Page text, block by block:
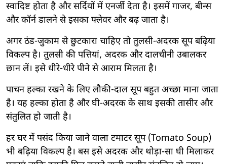
स्वादिष्ट होता है और सर्दियों में एनर्जी देता है। इसमें गाजर, बीन्स
और कॉर्न डालने से इसका फ्लेवर और बढ़ जाता है।
अगर ठंड-जुकाम से छुटकारा चाहिए तो तुलसी-अदरक सूप बढ़िया
विकल्प है। तुलसी की पत्तियां, अदरक और दालचीनी उबालकर
छान लें। इसे धीरे-धीरे पीने से आराम मिलता है।
पाचन हल्का रखने के लिए लौकी-दाल सूप बहुत अच्छा माना जाता
है। यह हल्का होता है और घी-अदरक के साथ इसकी तासीर और
संतुलित हो जाती है।
हर घर में पसंद किया जाने वाला टमाटर सूप (Tomato Soup)
भी बढ़िया विकल्प है। बस इसे अदरक और थोड़ा-सा घी मिलाकर